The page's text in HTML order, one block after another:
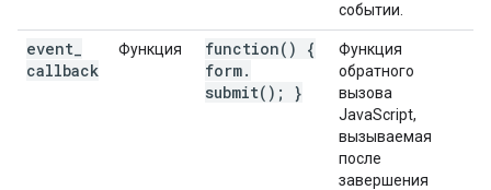
событии.
event
callback
Функция function( ) {
form.
submit( ); }
Функция
обратного
вызова
JavaScript,
вызываемая
после
завершения